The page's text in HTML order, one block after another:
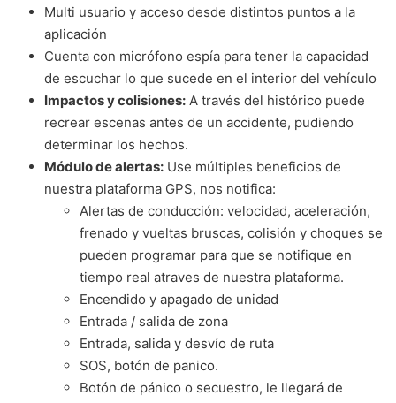
Multi usuario y acceso desde distintos puntos a la
aplicación
Cuenta con micrófono espía para tener la capacidad
de escuchar lo que sucede en el interior del vehículo
Impactos y colisiones: A través del histórico puede
recrear escenas antes de un accidente, pudiendo
determinar los hechos.
Módulo de alertas: Use múltiples beneficios de
nuestra plataforma GPS, nos notifica:
Alertas de conducción: velocidad, aceleración,
frenado y vueltas bruscas, colisión y choques se
pueden programar para que se notifique en
tiempo real atraves de nuestra plataforma.
Encendido y apagado de unidad
Entrada / salida de zona
Entrada, salida y desvío de ruta
SOS, botón de panico.
Botón de pánico o secuestro, le llegará de